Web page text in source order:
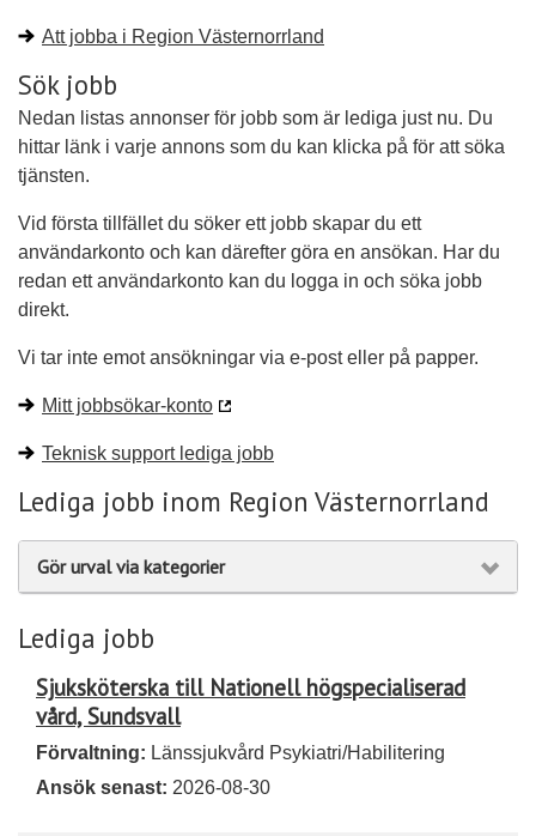
Att jobba i Region Västernorrland
Sök jobb
Nedan listas annonser för jobb som är lediga just nu. Du
hittar länk i varje annons som du kan klicka på för att söka
tjänsten.
Vid första tillfället du söker ett jobb skapar du ett
användarkonto och kan därefter göra en ansökan. Har du
redan ett användarkonto kan du logga in och söka jobb
direkt.
Vi tar inte emot ansökningar via e-post eller på papper.
Mitt jobbsökar-konto
Teknisk support lediga jobb
Lediga jobb inom Region Västernorrland
Gör urval via kategorier
Lediga jobb
Sjuksköterska till Nationell högspecialiserad
vård, Sundsvall
Förvaltning: Länssjukvård Psykiatri/Habilitering
Ansök senast: 2026-08-30